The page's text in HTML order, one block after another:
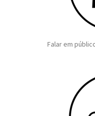
Falar em